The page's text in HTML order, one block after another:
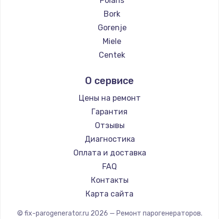
Замена температурного датчика
2500 руб.
Заказать
Замена электроконфорки
Заказать
Техобслуживание
900 руб.
Заказать
Установка / подключение / демонтаж
1300 руб.
Заказать
Bork
Gorenje
Miele
Centek
Hotpoint Ariston
DELTA
Chayka
Beko
Vivitek
RED solution
О сервисе
Цены на ремонт
Гарантия
Отзывы
Диагностика
Оплата и доставка
FAQ
Контакты
Карта сайта
© fix-parogenerator.ru 2026 — Ремонт парогенераторов.